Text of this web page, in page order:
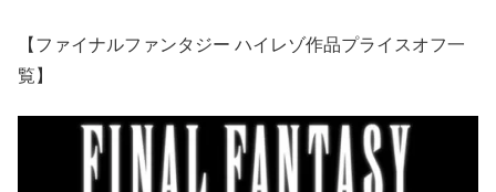
【ファイナルファンタジー ハイレゾ作品プライスオフ一
覧】